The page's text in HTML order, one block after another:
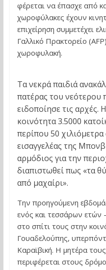
φέρεται να έπασχε από
χωροφύλακες έχουν
επιχείρηση συμμετέχει
Γαλλικό Πρακτορείο
χωροφυλακή.
Τα νεκρά παιδιά
πατέρας του νεότερου
ειδοποίησε τις αρχές.
κοινότητα 3.5000
περίπου 50
εισαγγελέας της
αρμόδιος για την
διαπιστωθεί πως «τα
από μαχαίρι».
Την προηγούμενη
ενός και τεσσάρων ετών
στο σπίτι τους στην
Γουαδελούπης,
Καραϊβική. Η μητέρα
περιφέρεται στους